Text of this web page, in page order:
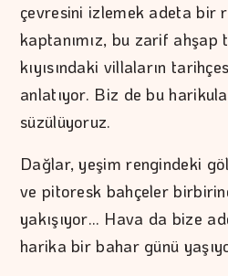
çevresini izlemek adeta bir
kaptanımız, bu zarif ahşap
kıyısındaki villaların
anlatıyor. Biz de bu
süzülüyoruz.
Dağlar, yeşim rengindeki
ve pitoresk bahçeler
yakışıyor… Hava da bize
harika bir bahar günü